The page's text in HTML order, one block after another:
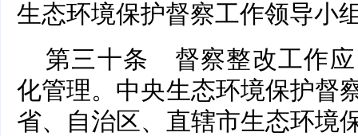
生态环境保护督察工作领导小
第三十条 督察整改工作应
化管理。中央生态环境保护督
省、自治区、直辖市生态环境